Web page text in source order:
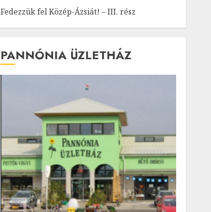
Fedezzük fel Közép-Ázsiát! – III. rész
PANNÓNIA ÜZLETHÁZ